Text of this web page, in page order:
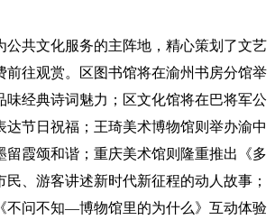
共文化服务的主阵地，精心策划了文艺
往观赏。区图书馆将在渝州书房分馆举
经典诗词魅力；区文化馆将在巴将军公
节日祝福；王琦美术博物馆则举办渝中
霞颂和谐；重庆美术馆则隆重推出《多
、游客讲述新时代新征程的动人故事；
不问不知—博物馆里的为什么》互动体验